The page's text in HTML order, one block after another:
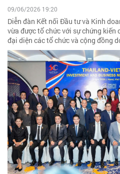
09/06/2026 19:20
Diễn đàn Kết nối Đầu tư và Kinh
vừa được tổ chức với sự chứng kiến
đại diện các tổ chức và cộng đồng